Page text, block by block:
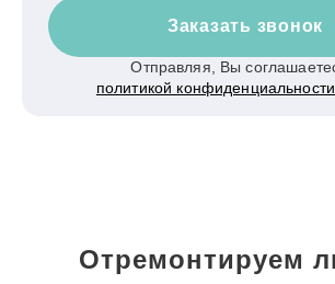
Заказать звонок
Отправляя, Вы
политикой
Отремонтируем